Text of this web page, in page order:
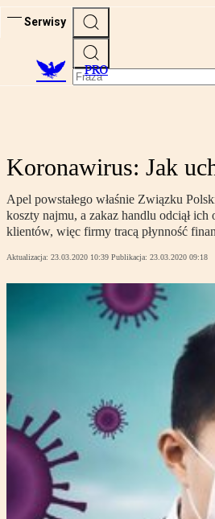
Serwisy
PRO
Koronawirus: Jak
Apel powstałego właśnie Związku
koszty najmu, a zakaz handlu odciął
klientów, więc firmy tracą płynność
Aktualizacja: 23.03.2020 10:39 Publikacja: 23.03.2020 09:18